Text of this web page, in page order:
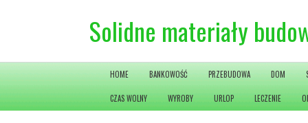
Solidne materiały
HOME BANKOWOŚĆ PRZEBUDOWA DOM
CZAS WOLNY WYROBY URLOP LECZENIE